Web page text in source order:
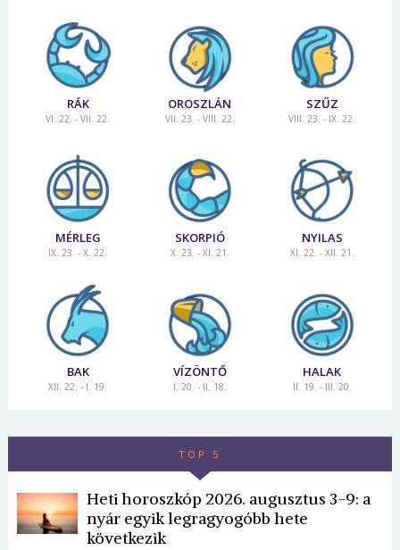
RÁK
VI. 22. - VII. 22.
OROSZLÁN
VII. 23. - VIII. 22.
SZŰZ
VIII. 23. - IX. 22.
MÉRLEG
IX. 23. - X. 22.
SKORPIÓ
X. 23. - XI. 21.
NYILAS
XI. 22. - XII. 21.
BAK
XII. 22. - I. 19.
VÍZÖNTŐ
I. 20. - II. 18.
HALAK
II. 19. - III. 20.
TOP 5
Heti horoszkóp 2026. augusztus 3-9: a
nyár egyik legragyogóbb hete
következik